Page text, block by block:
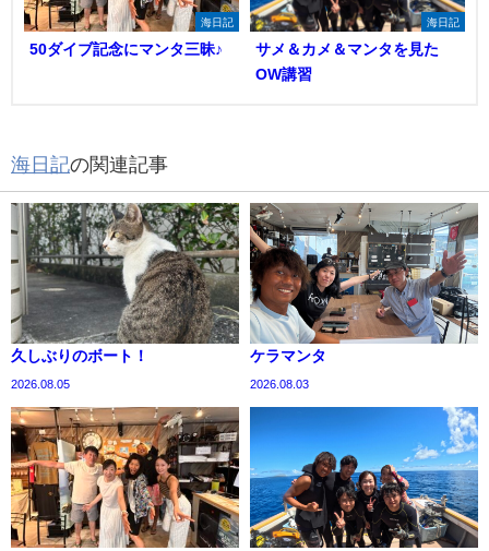
海日記
50ダイブ記念にマンタ三昧♪
海日記
サメ＆カメ＆マンタを見た
OW講習
海日記の関連記事
久しぶりのボート！
2026.08.05
ケラマンタ
2026.08.03